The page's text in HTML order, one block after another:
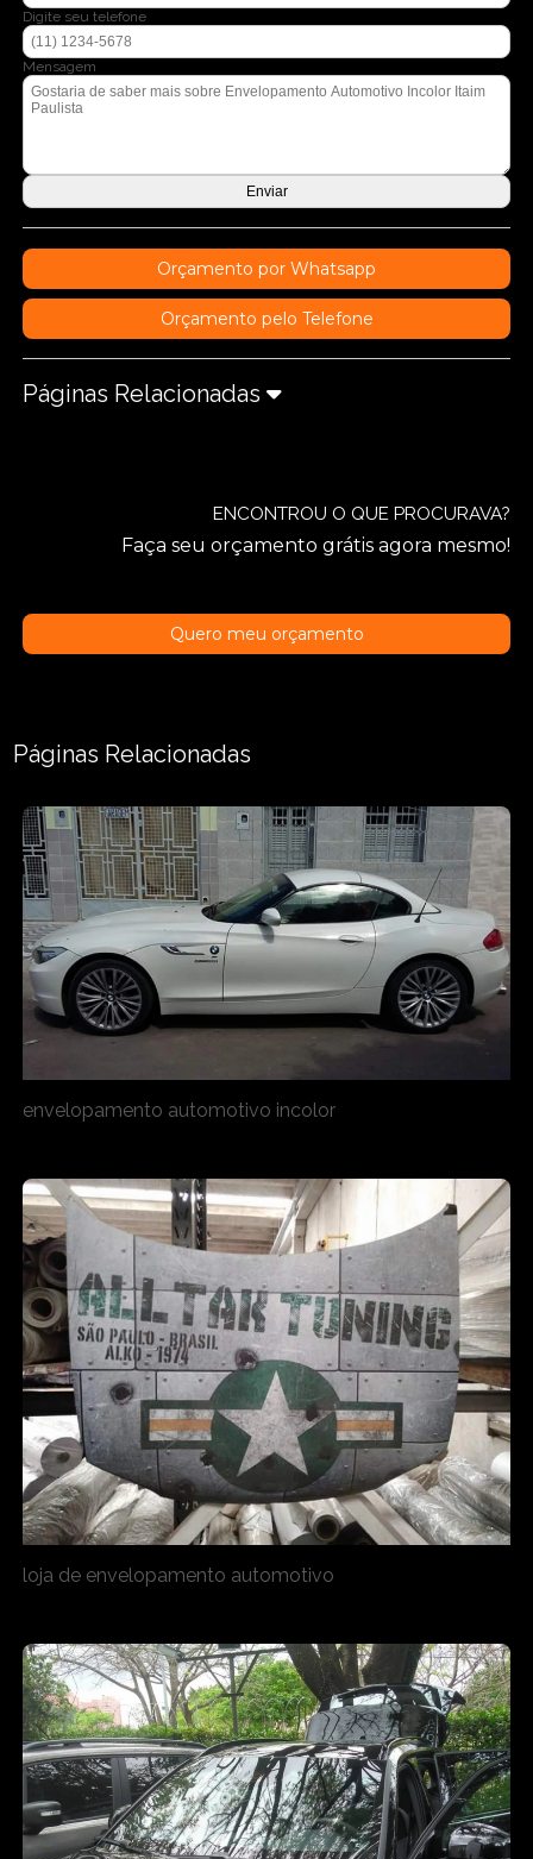
Digite seu telefone
Mensagem
Orçamento por Whatsapp
Orçamento pelo Telefone
Páginas Relacionadas
ENCONTROU O QUE PROCURAVA?
Faça seu orçamento grátis agora mesmo!
Quero meu orçamento
Páginas Relacionadas
envelopamento automotivo incolor
loja de envelopamento automotivo